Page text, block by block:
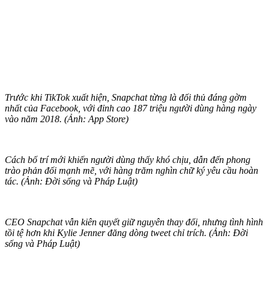
Trước khi TikTok xuất hiện, Snapchat từng là đối thủ đáng gờm
nhất của Facebook, với đỉnh cao 187 triệu người dùng hàng ngày
vào năm 2018. (Ảnh: App Store)
Cách bố trí mới khiến người dùng thấy khó chịu, dẫn đến phong
trào phản đối mạnh mẽ, với hàng trăm nghìn chữ ký yêu cầu hoàn
tác. (Ảnh: Đời sống và Pháp Luật)
CEO Snapchat vẫn kiên quyết giữ nguyên thay đổi, nhưng tình hình
tồi tệ hơn khi Kylie Jenner đăng dòng tweet chỉ trích. (Ảnh: Đời
sống và Pháp Luật)